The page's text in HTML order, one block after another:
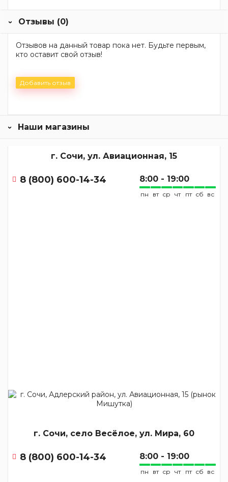
Отзывы (0)
Отзывов на данный товар пока нет. Будьте первым,
кто оставит свой отзыв!
Добавить отзыв
Наши магазины
г. Сочи, ул. Авиационная, 15
8 (800) 600-14-34 8:00 - 19:00
пн вт ср чт пт сб вс
г. Сочи, село Весёлое, ул. Мира, 60
8 (800) 600-14-34 8:00 - 19:00
пн вт ср чт пт сб вс